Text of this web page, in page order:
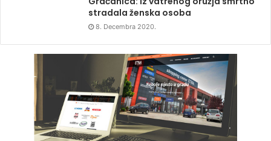
stradala ženska osoba
8. Decembra 2020.